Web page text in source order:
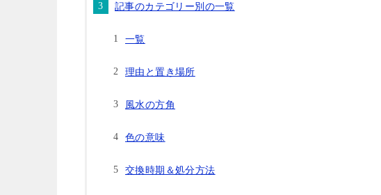
記事のカテゴリー別の一覧
一覧
理由と置き場所
風水の方角
色の意味
交換時期＆処分方法